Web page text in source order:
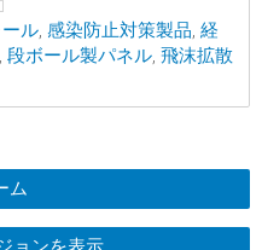
ル, 感染防止対策製品, 経
, 段ボール製パネル, 飛沫拡散
ム